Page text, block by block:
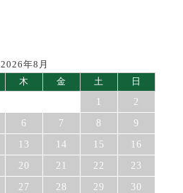
2026年8月
木 金 土
日
1
2
6 7 8
9
13 14 15
16
20 21 22
23
27 28 29
30